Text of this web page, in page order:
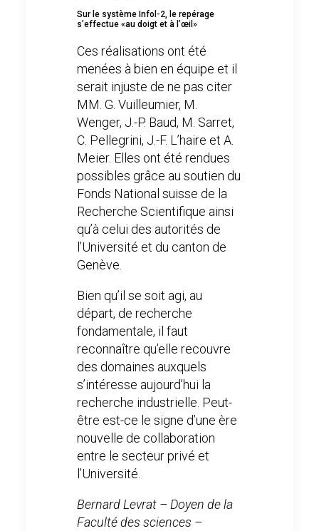
Sur le système Infol-2, le repérage
s’effectue «au doigt et à l’œil»
Ces réalisations ont été
menées à bien en équipe et il
serait injuste de ne pas citer
MM. G. Vuilleumier, M.
Wenger, J.-P. Baud, M. Sarret,
C. Pellegrini, J.-F. L’haire et A.
Meier. Elles ont été rendues
possibles grâce au soutien du
Fonds National suisse de la
Recherche Scientifique ainsi
qu’à celui des autorités de
l’Université et du canton de
Genève.
Bien qu’il se soit agi, au
départ, de recherche
fondamentale, il faut
reconnaître qu’elle recouvre
des domaines auxquels
s’intéresse aujourd’hui la
recherche industrielle. Peut-
être est-ce le signe d’une ère
nouvelle de collaboration
entre le secteur privé et
l’Université.
Bernard Levrat – Doyen de la
Faculté des sciences –